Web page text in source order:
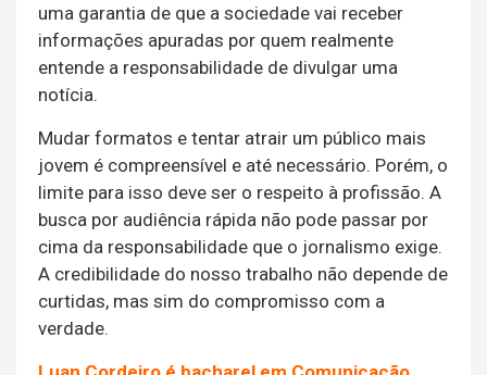
uma garantia de que a sociedade vai receber
informações apuradas por quem realmente
entende a responsabilidade de divulgar uma
notícia.
Mudar formatos e tentar atrair um público mais
jovem é compreensível e até necessário. Porém, o
limite para isso deve ser o respeito à profissão. A
busca por audiência rápida não pode passar por
cima da responsabilidade que o jornalismo exige.
A credibilidade do nosso trabalho não depende de
curtidas, mas sim do compromisso com a
verdade.